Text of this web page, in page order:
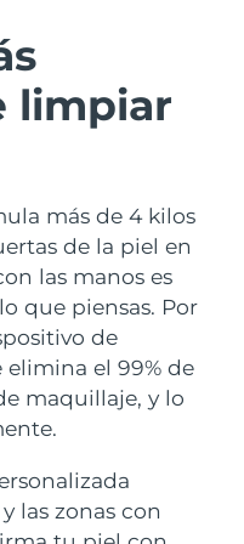
limpiar
más de 4 kilos
de la piel en
las manos es
que piensas. Por
de
elimina el 99% de
maquillaje, y lo
las zonas con
on-the-go
& lips
light therapy
bucal
toothbrush
sonic toothbrush
FAQ™
LED
prevista
prevista 11/08/2026
prevista16/08/2026
prevista
prevista
prevista 10/08/2026
prevista
prevista14/08/2026